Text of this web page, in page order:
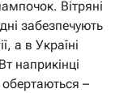
Вітряні
забезпечують
а в Україні
наприкінці
обертаються –